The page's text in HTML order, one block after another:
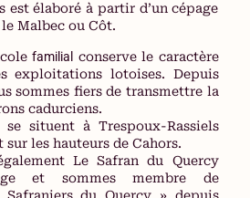
est élaboré à partir d’un cépage
Malbec ou Côt.
familial
conserve le caractère
exploitations lotoises. Depuis
sommes fiers de transmettre la
cadurciens.
situent à Trespoux-Rassiels
sur les hauteurs de Cahors.
Le Safran du Quercy
et sommes membre de